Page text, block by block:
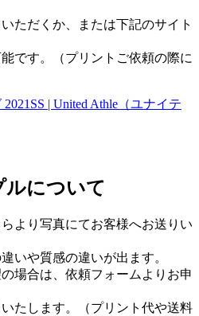
ただくか、または下記のサイト
です。（プリントご依頼の際に
| United Athle（ユナイテ
について
より写真にてお客様へお送りい
いや質感の違いが出ます。
場合は、依頼フォームよりお申
たします。（プリント代や送料